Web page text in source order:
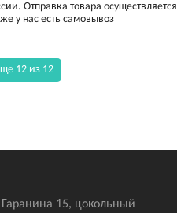
Отправка товара осуществляется
у нас есть самовывоз
12 из 12
15, цокольный